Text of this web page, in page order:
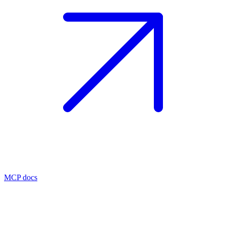
MCP docs